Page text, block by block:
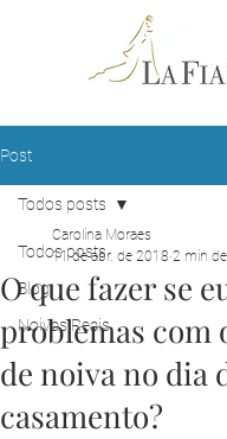
Post
Todos posts
Blog
Noivas Reais
Todos posts
O que fazer se
problemas com
de noiva no dia
casamento?
Carolina Moraes
11 de abr. de 2018 2 min